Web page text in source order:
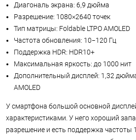
Диагональ экрана: 6,9 дюйма
Разрешение: 1080×2640 точек
Тип матрицы: Foldable LTPO AMOLED
Частота обновления: 10−120 Гц
Поддержка HDR: HDR10+
Максимальная яркость: до 1000 нит
Дополнительный дисплей: 1,32
AMOLED
У смартфона большой основной
характеристиками. У него хороший
разрешение и есть поддержка частоты